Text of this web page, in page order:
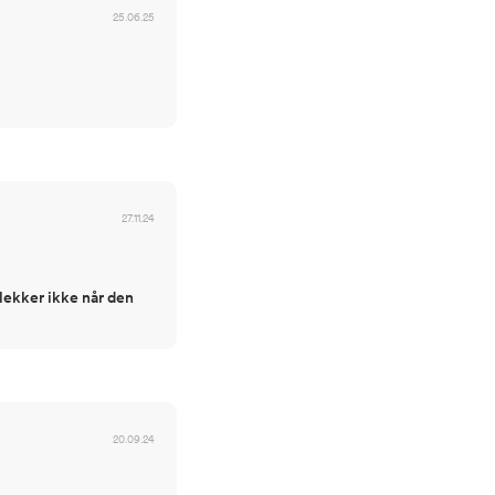
25.06.25
27.11.24
ikke når den
20.09.24